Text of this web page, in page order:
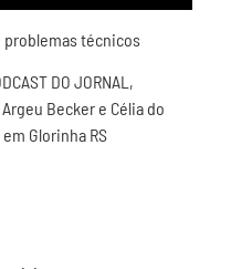
técnicos
DO JORNAL,
Becker e Célia do
Glorinha RS